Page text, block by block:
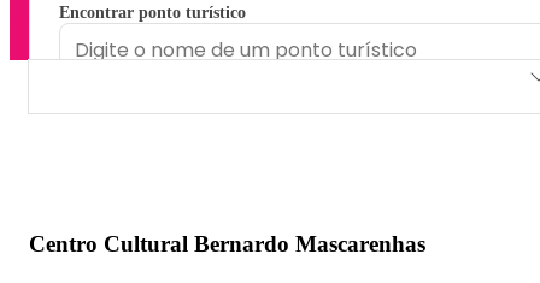
Encontrar ponto turístico
Centro Cultural Bernardo Mascarenhas